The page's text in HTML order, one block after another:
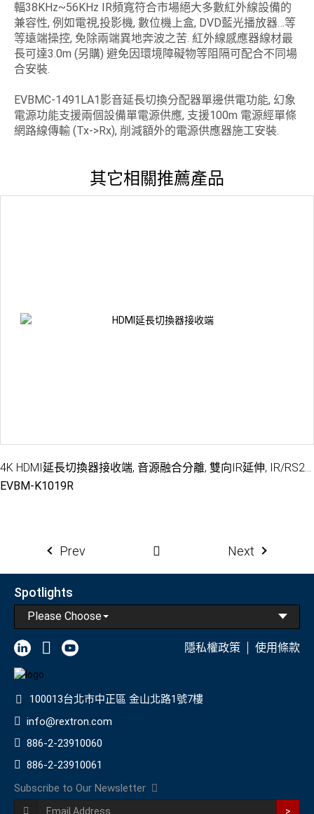
輻38KHz~56KHz IR頻寬符合市場絕大多數紅外線設備的
兼容性, 例如電視,投影機, 數位機上盒, DVD藍光播放器…等
等遠端操控, 免除兩端異地奔波之苦. 紅外線感應器線材最
長可達3.0m (另購) 避免因環境障礙物等阻隔可配合不同場
合安裝.
EVBMC-1491LA1影音延長切換分配器單邊供電功能, 幻象
電源功能支援兩個設備單電源供應, 支援100m 電源經單條
網路線傳輸 (Tx->Rx), 削減額外的電源供應器施工安裝.
其它相關推薦產品
4K HDMI延長切換器接收端, 音源融合分離, 雙向IR延伸, IR/RS232/OSD控制, 100M
EVBM-K1019R
Prev Next
Spotlights
Please Choose
隱私權政策 使用條款
100013台北市中正區 金山北路1號7樓
info@rextron.com
886-2-23910060
886-2-23910061
Subscribe to Our Newsletter
>